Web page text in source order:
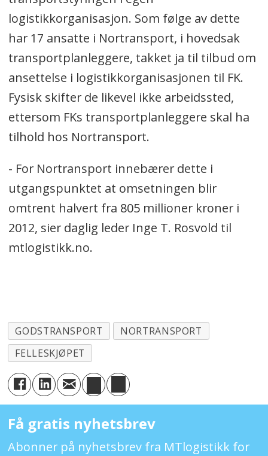
logistikkorganisasjon. Som følge av dette
har 17 ansatte i Nortransport, i hovedsak
transportplanleggere, takket ja til tilbud om
ansettelse i logistikkorganisasjonen til FK.
Fysisk skifter de likevel ikke arbeidssted,
ettersom FKs transportplanleggere skal ha
tilhold hos Nortransport.
- For Nortransport innebærer dette i
utgangspunktet at omsetningen blir
omtrent halvert fra 805 millioner kroner i
2012, sier daglig leder Inge T. Rosvold til
mtlogistikk.no.
GODSTRANSPORT
NORTRANSPORT
FELLESKJØPET
Få gratis nyhetsbrev
Abonner på nyhetsbrev fra MTlogistikk for